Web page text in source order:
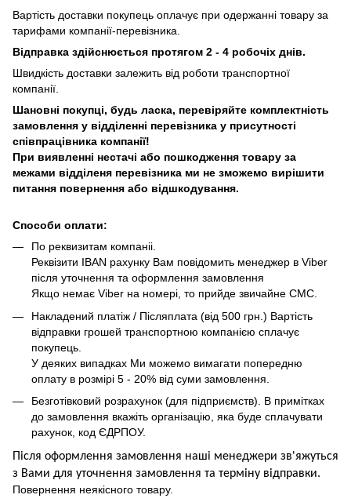
Вартість доставки покупець оплачує при одержанні товару за
тарифами компанії-перевізника.
Відправка здійснюється протягом 2 - 4 робочіх днів.
Швидкість доставки залежить від роботи транспортної
компанії.
Шановні покупці, будь ласка, перевіряйте комплектність
замовлення у відділенні перевізника у присутності
співпрацівника компанії!
При виявленні нестачі або пошкодження товару за
межами відділеня перевізника ми не зможемо вирішити
питання повернення або відшкодування.
Способи оплати:
По реквизитам компаніі.
Реквізити IBAN рахунку Вам повідомить менеджер в Viber
після уточнення та оформлення замовлення
Якщо немає Viber на номері, то прийде звичайне СМС.
Накладений платіж / Післяплата (від 500 грн.) Вартість
відправки грошей транспортною компанією сплачує
покупець.
У деяких випадках Ми можемо вимагати попередню
оплату в розмірі 5 - 20% від суми замовлення.
Безготівковий розрахунок (для підприємств). В примітках
до замовлення вкажіть організацію, яка буде сплачувати
рахунок, код ЄДРПОУ.
Після оформлення замовлення наші менеджери зв'яжуться
з Вами для уточнення замовлення та терміну відправки.
Повернення неякісного товару.